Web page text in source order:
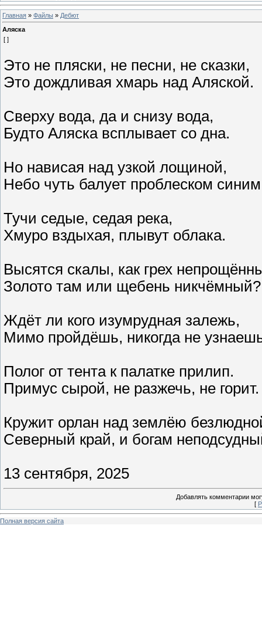
Главная » Файлы » Дебют
Аляска
[ ]
Это не пляски, не песни, не сказки,
Это дождливая хмарь над Аляской.
Сверху вода, да и снизу вода,
Будто Аляска всплывает со дна.
Но нависая над узкой лощиной,
Небо чуть балует проблеском
Тучи седые, седая река,
Хмуро вздыхая, плывут облака.
Высятся скалы, как грех
Золото там или щебень никчёмный?
Ждёт ли кого изумрудная залежь,
Мимо пройдёшь, никогда не
Полог от тента к палатке прилип.
Примус сырой, не разжечь, не горит.
Кружит орлан над землёю
Северный край, и богам
13 сентября, 2025
Добавлять комментарии
[
Полная версия сайта